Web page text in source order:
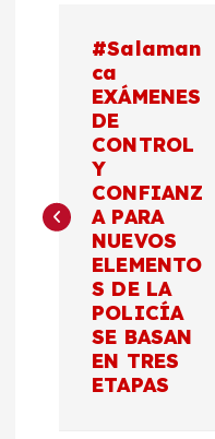
e
g
#Salaman
ca
EXÁMENES
DE
CONTROL
Y
CONFIANZ
A PARA
NUEVOS
ELEMENTO
S DE LA
POLICÍA
SE BASAN
EN TRES
ETAPAS